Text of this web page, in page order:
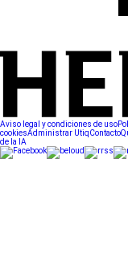
Aviso legal y condiciones de uso
cookiesAdministrar UtiqContacto
de la IA